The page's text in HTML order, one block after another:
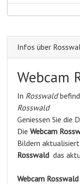
Infos über
Webcam
In Rosswald
Rosswald
Geniessen Sie die
Die Webcam
Bildern
Rosswald das
Webcam Rosswald